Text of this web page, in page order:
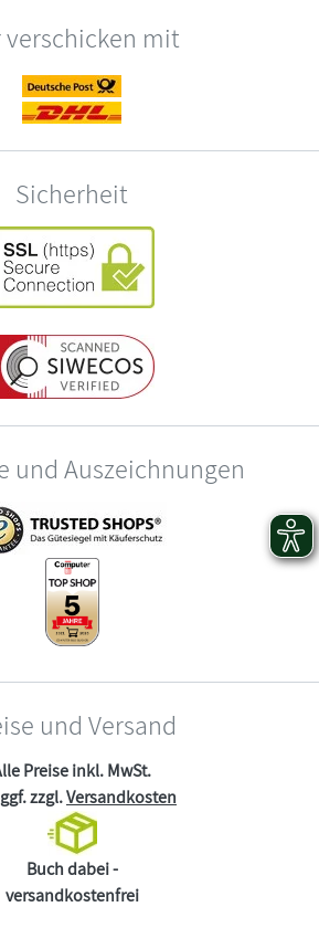
verschicken mit
Sicherheit
und Auszeichnungen
und Versand
Preise inkl. MwSt.
zzgl.Versandkosten
Buch dabei -
versandkostenfrei